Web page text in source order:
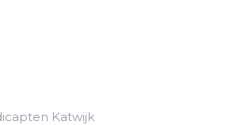
Katwijk